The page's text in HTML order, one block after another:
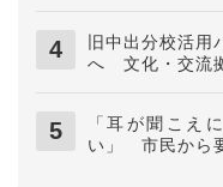
旧中出分校活用
へ 文化・交流
「耳が聞こえ
い」 市民から